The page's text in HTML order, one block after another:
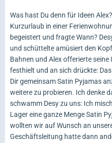
Was hast Du denn für Ideen
Kurzurlaub in einer
begeistert und fragte Wann?
und schüttelte amüsiert den
Bahnen und Alex offerierte
festhielt und an sich drückte:
Dir gemeinsam Satin Pyjamas
weitere zu probieren. Ich denke
schwamm Desy zu uns: Ich
Lager eine ganze Menge Satin
wollten wir auf Wunsch an
Geschäftsleitung hatte dann